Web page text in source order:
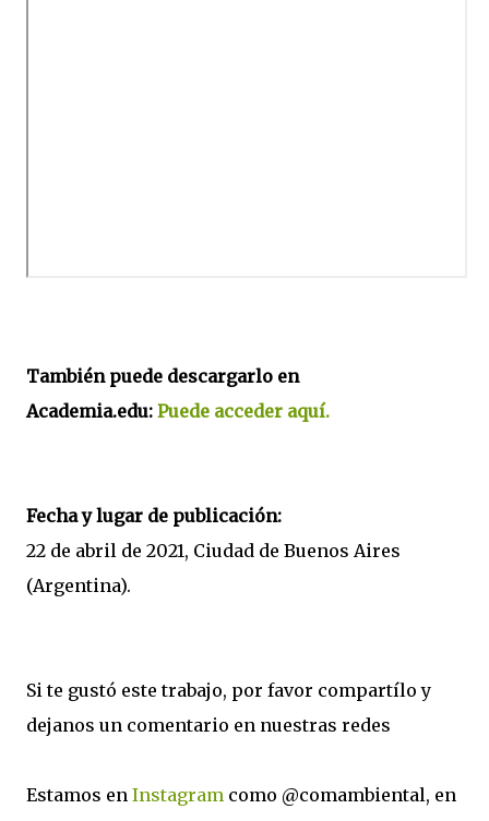
También puede descargarlo en
Academia.edu: Puede acceder aquí.
Fecha y lugar de publicación:
22 de abril de 2021, Ciudad de Buenos Aires
(Argentina).
Si te gustó este trabajo, por favor compartílo y
dejanos un comentario en nuestras redes
Estamos en Instagram como @comambiental, en